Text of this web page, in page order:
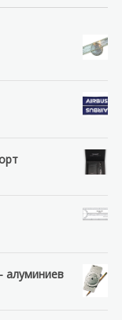
алуминиев